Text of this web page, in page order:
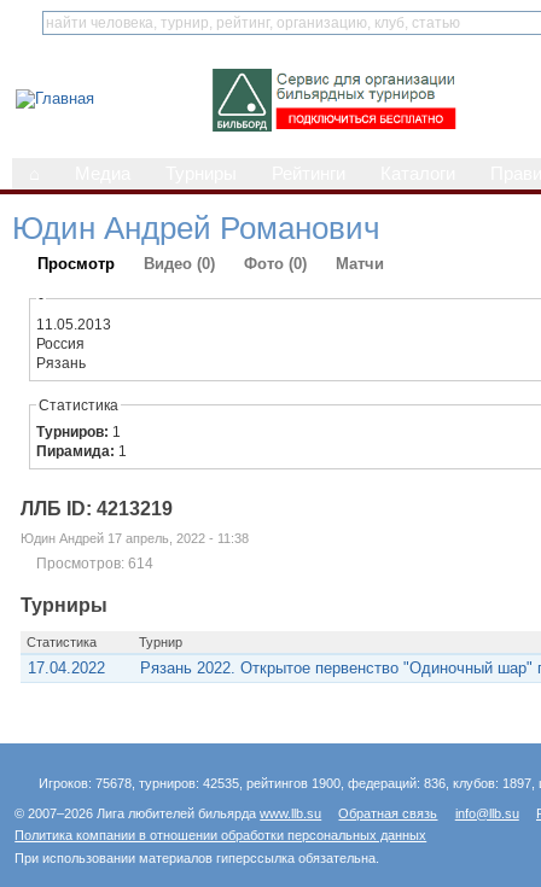
Юдин Андрей Романович
Просмотр Видео (0) Фото (0) Матчи
-
11.05.2013
Россия
Рязань
Статистика
Турниров: 1
Пирамида: 1
ЛЛБ ID: 4213219
Юдин Андрей 17 апрель, 2022 - 11:38
Просмотров: 614
Турниры
Статистика Турнир
17.04.2022 Рязань 2022. Открытое первенство "Одиночный шар"
Игроков: 75678, турниров: 42535, рейтингов 1900, федераций: 836, клубов:
© 2007–2026 Лига любителей бильярдаwww.llb.su Обратная связь info@llb.su
Политика компании в отношении обработки персональных данных
При использовании материалов гиперссылка обязательна.